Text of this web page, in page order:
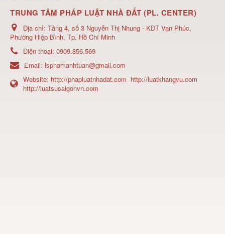
TRUNG TÂM PHÁP LUẬT NHÀ ĐẤT (PL. CENTER)
Địa chỉ: Tầng 4, số 3 Nguyễn Thị Nhung - KĐT Vạn Phúc,
Phường Hiệp Bình, Tp. Hồ Chí Minh
Điện thoại: 0909.856.569
Email: lsphamanhtuan@gmail.com
Website: http://phapluatnhadat.com http://luatkhangvu.com
http://luatsusaigonvn.com